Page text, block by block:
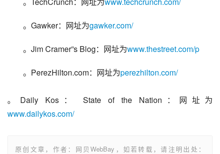
。Gawker：网址为gawker.com/
。Jim Cramer”s Blog：网址为www.thestreet.com/p
。PerezHilton.com：网址为perezhilton.com/
。Daily Kos： State of the Nation：网址为
www.dailykos.com/
原创文章，作者：网贝WebBay，如若转载，请注明出处：